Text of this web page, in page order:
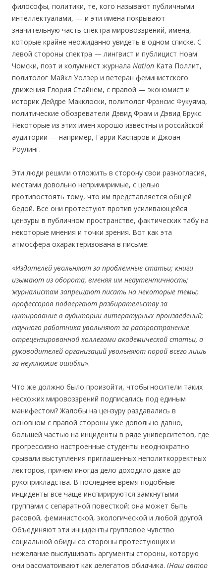
философы, политики, те, кого называют публичными
интеллектуалами, — и эти имена покрывают
значительную часть спектра мировоззрений, имена,
которые крайне неожиданно увидеть в одном списке. С
левой стороны спектра — лингвист и публицист Ноам
Чомски, поэт и колумнист журнала Nation Ката Поллит,
политолог Майкл Уолзер и ветеран феминистского
движения Глория Стайнем, с правой — экономист и
историк Дейдре Макклоски, политолог Фрэнсис Фукуяма,
политические обозреватели Дэвид Фрам и Дэвид Брукс.
Некоторые из этих имен хорошо известны и российской
аудитории — например, Гарри Каспаров и Джоан
Роулинг.
Эти люди решили отложить в сторону свои разногласия,
местами довольно непримиримые, с целью
противостоять тому, что им представляется общей
бедой. Все они протестуют против усиливающейся
цензуры в публичном пространстве, фактических табу на
некоторые мнения и точки зрения. Вот как эта
атмосфера охарактеризована в письме:
«Издателей увольняют за проблемные статьи; книги
изымают из оборота, вменяя им неаутентичность;
журналистам запрещают писать на некоторые темы;
профессоров подвергают разбирательству за
цитирование в аудитории литературных произведений;
научного работника увольняют за распространение
отрецензированной коллегами академической статьи, а
руководителей организаций увольняют порой всего лишь
за неуклюжие ошибки».
Что же должно было произойти, чтобы носители таких
несхожих мировоззрений подписались под единым
манифестом? Жалобы на цензуру раздавались в
основном с правой стороны уже довольно давно,
большей частью на инциденты в ряде университетов, где
прогрессивно настроенные студенты неоднократно
срывали выступления приглашенных неполиткорректных
лекторов, причем иногда дело доходило даже до
рукоприкладства. В последнее время подобные
инциденты все чаще инспирируются замкнутыми
группами с сепаратной повесткой: она может быть
расовой, феминистской, экологической и любой другой.
Объединяют эти инциденты групповое чувство
социальной обиды со стороны протестующих и
нежелание выслушивать аргументы стороны, которую
они рассматривают как делегатов обидчика. (Наш автор